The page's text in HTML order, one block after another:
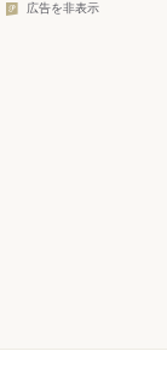
広告を非表示